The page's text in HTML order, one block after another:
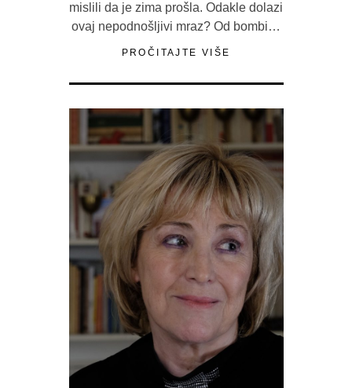
mislili da je zima prošla. Odakle dolazi
ovaj nepodnošljivi mraz? Od bombi…
PROČITAJTE VIŠE